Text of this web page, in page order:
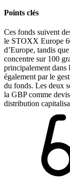
Points clés
Ces fonds suivent
le STOXX Europe
d’Europe, tandis
concentre sur 100
principalement
également par le
du fonds. Les deux
la GBP comme
distribution